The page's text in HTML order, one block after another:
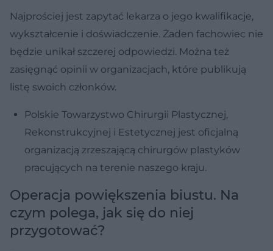
Najprościej jest zapytać lekarza o jego kwalifikacje,
wykształcenie i doświadczenie. Żaden fachowiec nie
będzie unikał szczerej odpowiedzi. Można też
zasięgnąć opinii w organizacjach, które publikują
listę swoich członków.
Polskie Towarzystwo Chirurgii Plastycznej,
Rekonstrukcyjnej i Estetycznej jest oficjalną
organizacją zrzeszającą chirurgów plastyków
pracujących na terenie naszego kraju.
Operacja powiększenia biustu. Na
czym polega, jak się do niej
przygotować?